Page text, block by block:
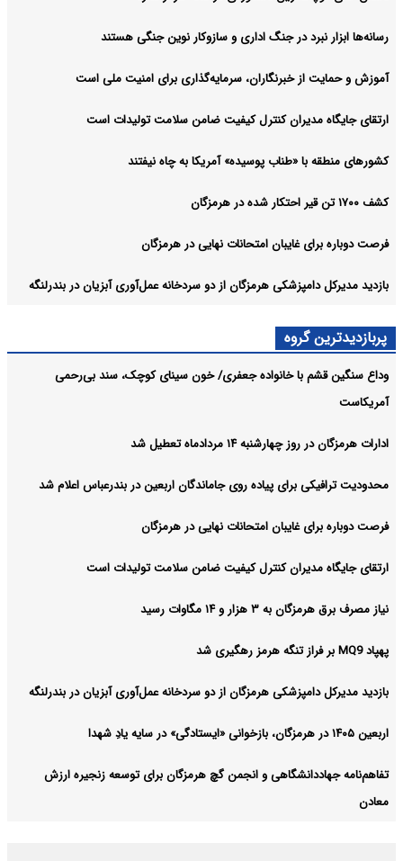
رسانه‌ها ابزار نبرد در جنگ اداری و سازوکار نوین جنگی هستند
آموزش و حمایت از خبرنگاران، سرمایه‌گذاری برای امنیت ملی است
ارتقای جایگاه مدیران کنترل کیفیت ضامن سلامت تولیدات است
کشورهای منطقه با «طناب پوسیده» آمریکا به چاه نیفتند
کشف ۱۷۰۰ تن قیر احتکار شده در هرمزگان
فرصت دوباره برای غایبان امتحانات نهایی در هرمزگان
بازدید مدیرکل دامپزشکی هرمزگان از دو سردخانه عمل‌آوری آبزیان در بندرلنگه
پربازدیدترین گروه
وداع سنگین قشم با خانواده جعفری/ خون سینای کوچک، سند بی‌رحمی
آمریکاست
ادارات هرمزگان در روز چهارشنبه ۱۴ مردادماه تعطیل شد
محدودیت ترافیکی برای پیاده روی جاماندگان اربعین در بندرعباس اعلام شد
فرصت دوباره برای غایبان امتحانات نهایی در هرمزگان
ارتقای جایگاه مدیران کنترل کیفیت ضامن سلامت تولیدات است
نیاز مصرف برق هرمزگان به ۳ هزار و ۱۴ مگاوات رسید
پهپاد MQ9 بر فراز تنگه هرمز رهگیری شد
بازدید مدیرکل دامپزشکی هرمزگان از دو سردخانه عمل‌آوری آبزیان در بندرلنگه
اربعین ۱۴۰۵ در هرمزگان، بازخوانی «ایستادگی» در سایه یادِ شهدا
تفاهم‌نامه جهاددانشگاهی و انجمن گچ هرمزگان برای توسعه زنجیره ارزش
معادن